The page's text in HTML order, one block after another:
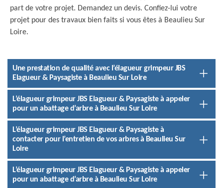
part de votre projet. Demandez un devis. Confiez-lui votre
projet pour des travaux bien faits si vous êtes à Beaulieu Sur
Loire.
Une prestation de qualité avec l’élagueur grimpeur JBS
Elagueur & Paysagiste à Beaulieu Sur Loire
L’élagueur grimpeur JBS Elagueur & Paysagiste à appeler
pour un abattage d’arbre à Beaulieu Sur Loire
L’élagueur grimpeur JBS Elagueur & Paysagiste à
contacter pour l’entretien de vos arbres à Beaulieu Sur
Loire
L’élagueur grimpeur JBS Elagueur & Paysagiste à appeler
pour un abattage d’arbre à Beaulieu Sur Loire